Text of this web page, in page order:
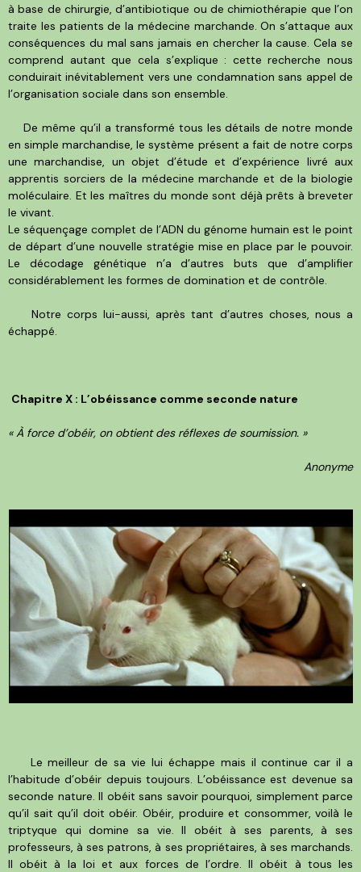
à base de chirurgie, d’antibiotique ou de chimiothérapie que l’on
traite les patients de la médecine marchande. On s’attaque aux
conséquences du mal sans jamais en chercher la cause. Cela se
comprend autant que cela s’explique : cette recherche nous
conduirait inévitablement vers une condamnation sans appel de
l’organisation sociale dans son ensemble.
De même qu’il a transformé tous les détails de notre monde
en simple marchandise, le système présent a fait de notre corps
une marchandise, un objet d’étude et d’expérience livré aux
apprentis sorciers de la médecine marchande et de la biologie
moléculaire. Et les maîtres du monde sont déjà prêts à breveter
le vivant.
Le séquençage complet de l’ADN du génome humain est le point
de départ d’une nouvelle stratégie mise en place par le pouvoir.
Le décodage génétique n’a d’autres buts que d’amplifier
considérablement les formes de domination et de contrôle.
Notre corps lui-aussi, après tant d’autres choses, nous a
échappé.
Chapitre X : L’obéissance comme seconde nature
« À force d’obéir, on obtient des réflexes de soumission. »
Anonyme
Le meilleur de sa vie lui échappe mais il continue car il a
l’habitude d’obéir depuis toujours. L’obéissance est devenue sa
seconde nature. Il obéit sans savoir pourquoi, simplement parce
qu’il sait qu’il doit obéir. Obéir, produire et consommer, voilà le
triptyque qui domine sa vie. Il obéit à ses parents, à ses
professeurs, à ses patrons, à ses propriétaires, à ses marchands.
Il obéit à la loi et aux forces de l’ordre. Il obéit à tous les